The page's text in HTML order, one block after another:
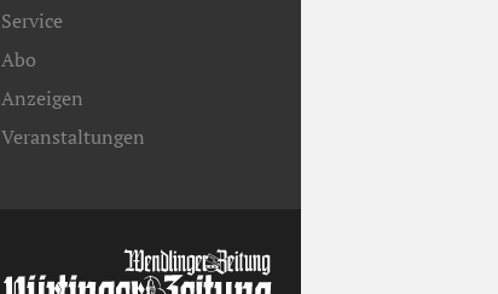
Service
Abo
Anzeigen
Veranstaltungen